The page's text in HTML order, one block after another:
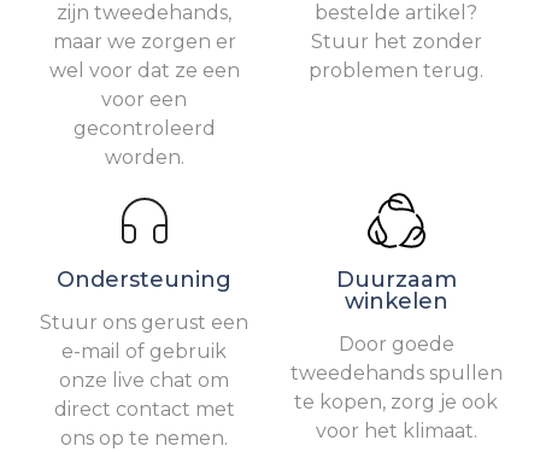
zijn tweedehands,
maar we zorgen er
wel voor dat ze een
voor een
gecontroleerd
worden.
bestelde artikel?
Stuur het zonder
problemen terug.
Ondersteuning
Stuur ons gerust een
e-mail of gebruik
onze live chat om
direct contact met
ons op te nemen.
Duurzaam
winkelen
Door goede
tweedehands spullen
te kopen, zorg je ook
voor het klimaat.